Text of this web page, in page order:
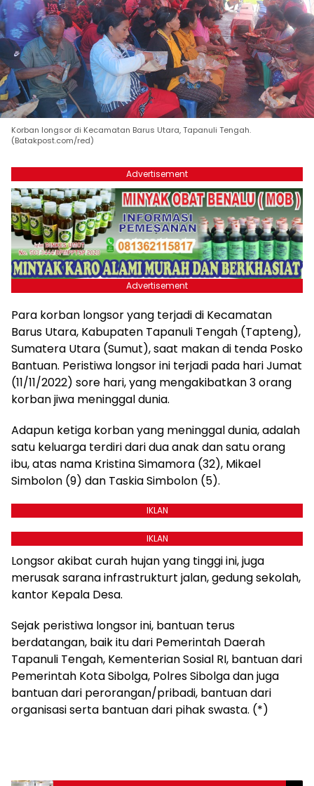
Korban longsor di Kecamatan Barus Utara, Tapanuli Tengah.
(Batakpost.com/red)
Advertisement
Advertisement
Para korban longsor yang terjadi di Kecamatan
Barus Utara, Kabupaten Tapanuli Tengah (Tapteng),
Sumatera Utara (Sumut), saat makan di tenda Posko
Bantuan. Peristiwa longsor ini terjadi pada hari Jumat
(11/11/2022) sore hari, yang mengakibatkan 3 orang
korban jiwa meninggal dunia.
Adapun ketiga korban yang meninggal dunia, adalah
satu keluarga terdiri dari dua anak dan satu orang
ibu, atas nama Kristina Simamora (32), Mikael
Simbolon (9) dan Taskia Simbolon (5).
IKLAN
IKLAN
Longsor akibat curah hujan yang tinggi ini, juga
merusak sarana infrastrukturt jalan, gedung sekolah,
kantor Kepala Desa.
Sejak peristiwa longsor ini, bantuan terus
berdatangan, baik itu dari Pemerintah Daerah
Tapanuli Tengah, Kementerian Sosial RI, bantuan dari
Pemerintah Kota Sibolga, Polres Sibolga dan juga
bantuan dari perorangan/pribadi, bantuan dari
organisasi serta bantuan dari pihak swasta. (*)